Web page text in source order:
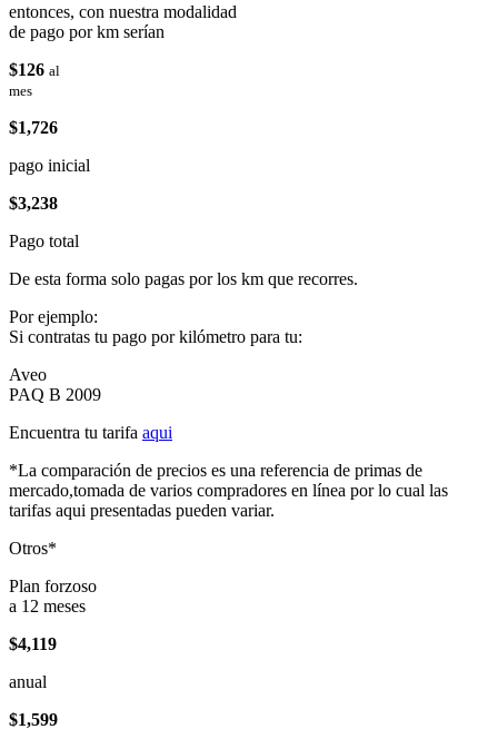
entonces, con nuestra modalidad
de pago por km serían
$126 al
mes
$1,726
pago inicial
$3,238
Pago total
De esta forma solo pagas por los km que recorres.
Por ejemplo:
Si contratas tu pago por kilómetro para tu:
Aveo
PAQ B 2009
Encuentra tu tarifa aqui
*La comparación de precios es una referencia de primas de
mercado,tomada de varios compradores en línea por lo cual las
tarifas aqui presentadas pueden variar.
Otros*
Plan forzoso
a 12 meses
$4,119
anual
$1,599